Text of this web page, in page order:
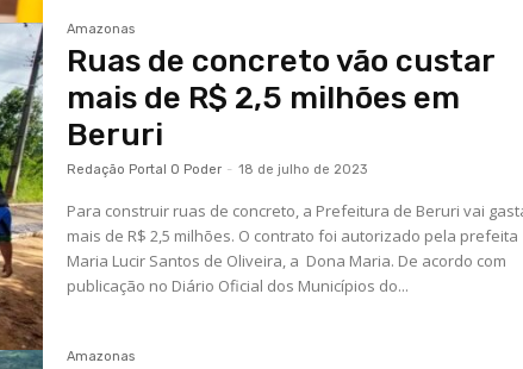
Amazonas
Ruas de concreto vão custar
mais de R$ 2,5 milhões em
Beruri
Redação Portal O Poder - 18 de julho de 2023
Para construir ruas de concreto, a Prefeitura de Beruri vai
mais de R$ 2,5 milhões. O contrato foi autorizado pela prefeita
Maria Lucir Santos de Oliveira, a Dona Maria. De acordo com
publicação no Diário Oficial dos Municípios do...
Amazonas